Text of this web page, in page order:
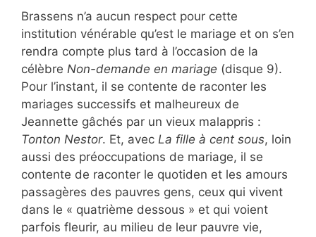
Brassens n’a aucun respect pour cette
institution vénérable qu’est le mariage et on s’en
rendra compte plus tard à l’occasion de la
célèbre Non-demande en mariage (disque 9).
Pour l’instant, il se contente de raconter les
mariages successifs et malheureux de
Jeannette gâchés par un vieux malappris :
Tonton Nestor. Et, avec La fille à cent sous, loin
aussi des préoccupations de mariage, il se
contente de raconter le quotiden et les amours
passagères des pauvres gens, ceux qui vivent
dans le « quatrième dessous » et qui voient
parfois fleurir, au milieu de leur pauvre vie,